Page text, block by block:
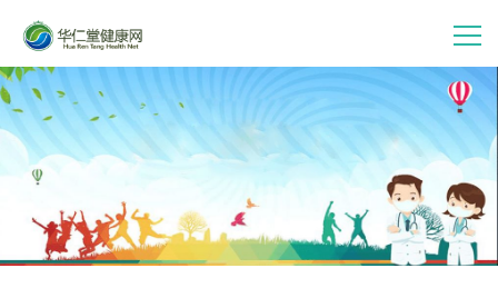
首 页
走进华仁堂
连锁加盟